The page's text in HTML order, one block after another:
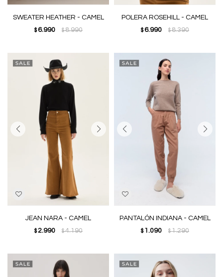
SWEATER HEATHER - CAMEL
$ 6.990 $8.990
POLERA ROSEHILL - CAMEL
$ 6.990 $8.390
JEAN NARA - CAMEL
$ 2.990 $4.190
PANTALÓN INDIANA - CAMEL
$ 1.090 $1.290